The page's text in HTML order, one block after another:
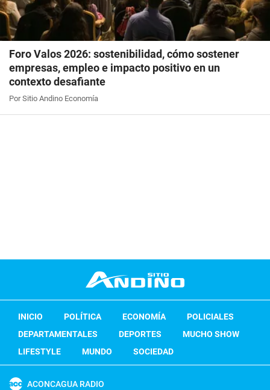
Foro Valos 2026: sostenibilidad, cómo sostener
empresas, empleo e impacto positivo en un
contexto desafiante
Por Sitio Andino Economía
INICIO POLÍTICA ECONOMÍA
POLICIALES
DEPARTAMENTALES
DEPORTES
MUCHO SHOW
LIFESTYLE
MUNDO SOCIEDAD
ACONCAGUA RADIO